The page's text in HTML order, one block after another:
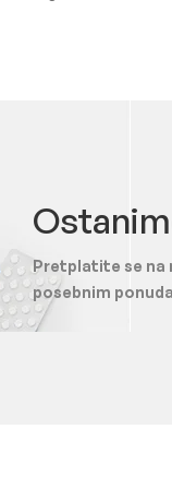
Pretplatite se na
posebnim